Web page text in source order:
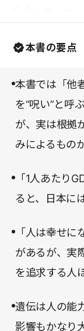
れない。
本書の要点
本書では「他
を“呪い”と呼
が、実は根拠
みによるもの
「1人あたり
ると、日本に
「人は幸せ
があるが、実
を追求する人
遺伝は人の能
影響もかなり